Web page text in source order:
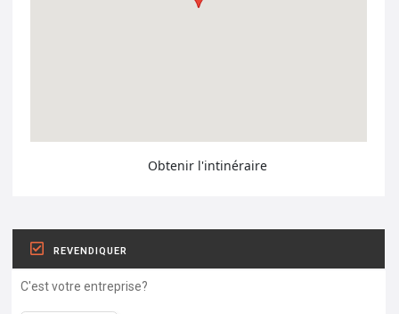
Obtenir l'intinéraire
REVENDIQUER
C'est votre entreprise?